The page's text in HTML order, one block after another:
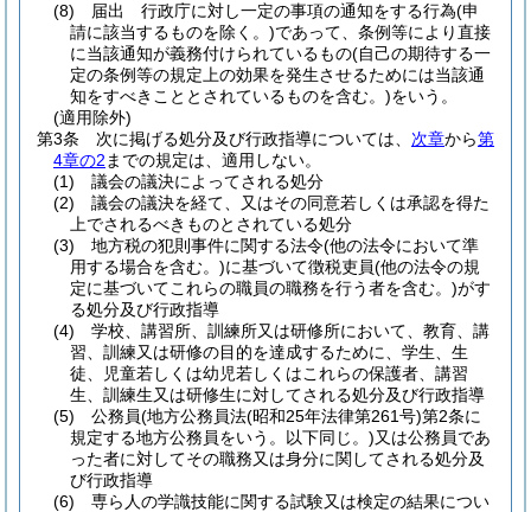
(8)
届出 行政庁に対し一定の事項の通知をする行為(申
請に該当するものを除く。)であって、条例等により直接
に当該通知が義務付けられているもの(自己の期待する一
定の条例等の規定上の効果を発生させるためには当該通
知をすべきこととされているものを含む。)をいう。
(適用除外)
第3条
次に掲げる処分及び行政指導については、 次章から第
4章の2 までの規定は、適用しない。
(1)
議会の議決によってされる処分
(2)
議会の議決を経て、又はその同意若しくは承認を得た
上でされるべきものとされている処分
(3)
地方税の犯則事件に関する法令(他の法令において準
用する場合を含む。)に基づいて徴税吏員(他の法令の規
定に基づいてこれらの職員の職務を行う者を含む。)がす
る処分及び行政指導
(4)
学校、講習所、訓練所又は研修所において、教育、講
習、訓練又は研修の目的を達成するために、学生、生
徒、児童若しくは幼児若しくはこれらの保護者、講習
生、訓練生又は研修生に対してされる処分及び行政指導
(5)
公務員(地方公務員法(昭和25年法律第261号)第2条に
規定する地方公務員をいう。以下同じ。)又は公務員であ
った者に対してその職務又は身分に関してされる処分及
び行政指導
(6)
専ら人の学識技能に関する試験又は検定の結果につい